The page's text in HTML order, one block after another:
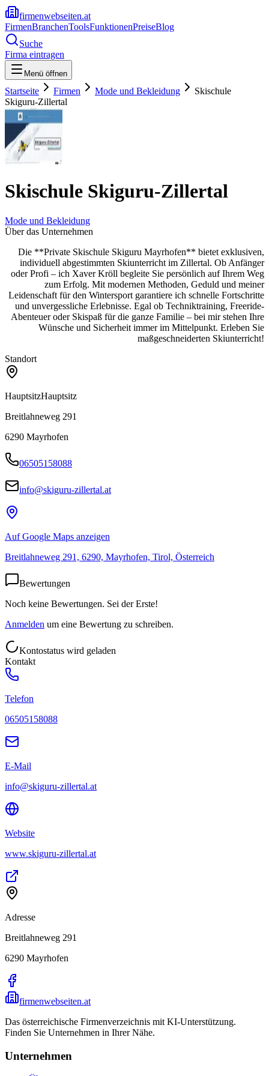
firmenwebseiten.at
FirmenBranchenToolsFunktionenPreiseBlog
Suche
Firma eintragen
Menü öffnen
Startseite Firmen Mode und Bekleidung
Skischule
Skiguru-Zillertal
Skischule Skiguru-Zillertal
Mode und Bekleidung
Über das Unternehmen
Die **Private Skischule Skiguru Mayrhofen** bietet exklusiven,
individuell abgestimmten Skiunterricht im Zillertal. Ob Anfänger
oder Profi – ich Xaver Kröll begleite Sie persönlich auf Ihrem Weg
zum Erfolg. Mit modernen Methoden, Geduld und meiner
Leidenschaft für den Wintersport garantiere ich schnelle Fortschritte
und unvergessliche Erlebnisse. Egal ob Techniktraining, Freeride-
Abenteuer oder Skispaß für die ganze Familie – bei mir stehen Ihre
Wünsche und Sicherheit immer im Mittelpunkt. Erleben Sie
maßgeschneiderten Skiunterricht!
Standort
HauptsitzHauptsitz
Breitlahneweg 291
6290 Mayrhofen
06505158088
info@skiguru-zillertal.at
Auf Google Maps anzeigen
Breitlahneweg 291, 6290, Mayrhofen, Tirol, Österreich
Bewertungen
Noch keine Bewertungen. Sei der Erste!
Anmelden um eine Bewertung zu schreiben.
Kontostatus wird geladen
Kontakt
Telefon
06505158088
E-Mail
info@skiguru-zillertal.at
Website
www.skiguru-zillertal.at
Adresse
Breitlahneweg 291
6290 Mayrhofen
firmenwebseiten.at
Das österreichische Firmenverzeichnis mit KI-Unterstützung.
Finden Sie Unternehmen in Ihrer Nähe.
Unternehmen